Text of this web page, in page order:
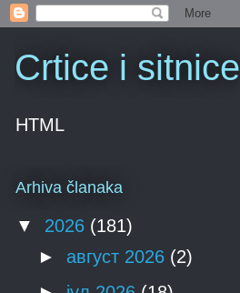
Crtice i sitnice
HTML
Arhiva članaka
▼ 2026 (181)
► август 2026 (2)